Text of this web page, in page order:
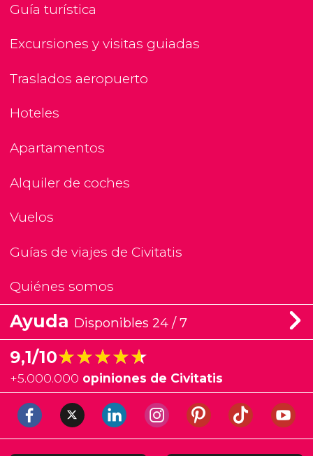
Guía turística
Excursiones y visitas guiadas
Traslados aeropuerto
Hoteles
Apartamentos
Alquiler de coches
Vuelos
Guías de viajes de Civitatis
Quiénes somos
Ayuda Disponibles 24 / 7
9,1/10★★★★★
★★★★★
+5.000.000 opiniones de Civitatis